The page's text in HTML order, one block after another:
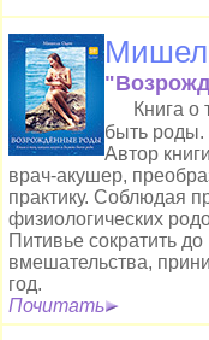
Книга о
быть роды.
Автор
врач-акушер,
практику. Соблюдая
физиологических
Питивье сократить
вмешательства,
год.
Почитать